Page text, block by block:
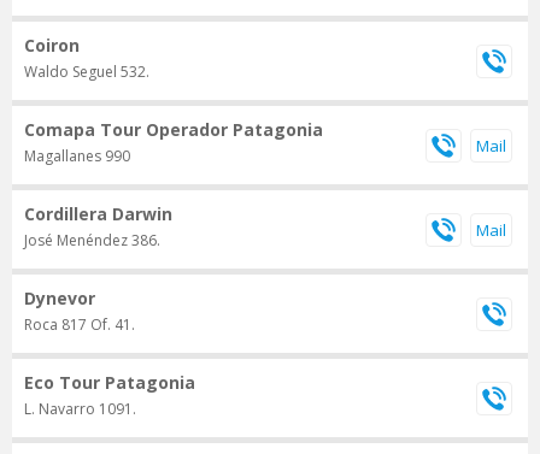
Coiron
Waldo Seguel 532.
Comapa Tour Operador Patagonia
Magallanes 990
Cordillera Darwin
José Menéndez 386.
Dynevor
Roca 817 Of. 41.
Eco Tour Patagonia
L. Navarro 1091.